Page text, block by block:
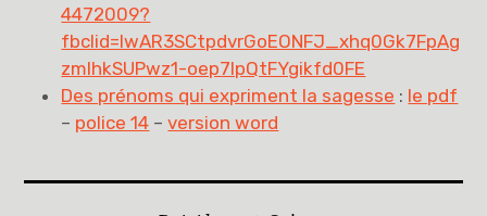
4472009?
fbclid=IwAR3SCtpdvrGoEONFJ_xhq0Gk7FpAg
zmIhkSUPwz1-oep7lpQtFYgikfd0FE
Des prénoms qui expriment la sagesse : le pdf
– police 14 –version word